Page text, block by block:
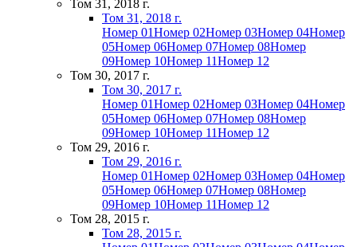
Том 31, 2018 г.
Том 31, 2018 г.
Номер 01Номер 02Номер 03Номер 04Номер
05Номер 06Номер 07Номер 08Номер
09Номер 10Номер 11Номер 12
Том 30, 2017 г.
Том 30, 2017 г.
Номер 01Номер 02Номер 03Номер 04Номер
05Номер 06Номер 07Номер 08Номер
09Номер 10Номер 11Номер 12
Том 29, 2016 г.
Том 29, 2016 г.
Номер 01Номер 02Номер 03Номер 04Номер
05Номер 06Номер 07Номер 08Номер
09Номер 10Номер 11Номер 12
Том 28, 2015 г.
Том 28, 2015 г.